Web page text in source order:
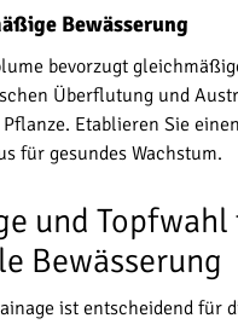
Bewässerung
bevorzugt
Überflutung und
Etablieren Sie
für gesundes Wachstum.
und
Bewässerung
ist entscheidend für